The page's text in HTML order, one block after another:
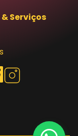
Serviços
Instagram